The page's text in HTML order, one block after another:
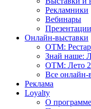
Рекламники
Вебинары
Онлайн-выставки
OTM:
Знай наше:
OTM: Лето
Все онлайн-
Реклама
Loyalty
О программе